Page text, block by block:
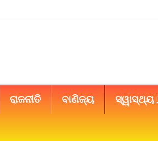
ରାଜନୀତି ବାଣିଜ୍ୟ ସ୍ୱାସ୍ଥ୍ୟ